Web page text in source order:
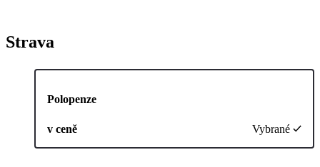
Strava
Polopenze
v ceně Vybrané